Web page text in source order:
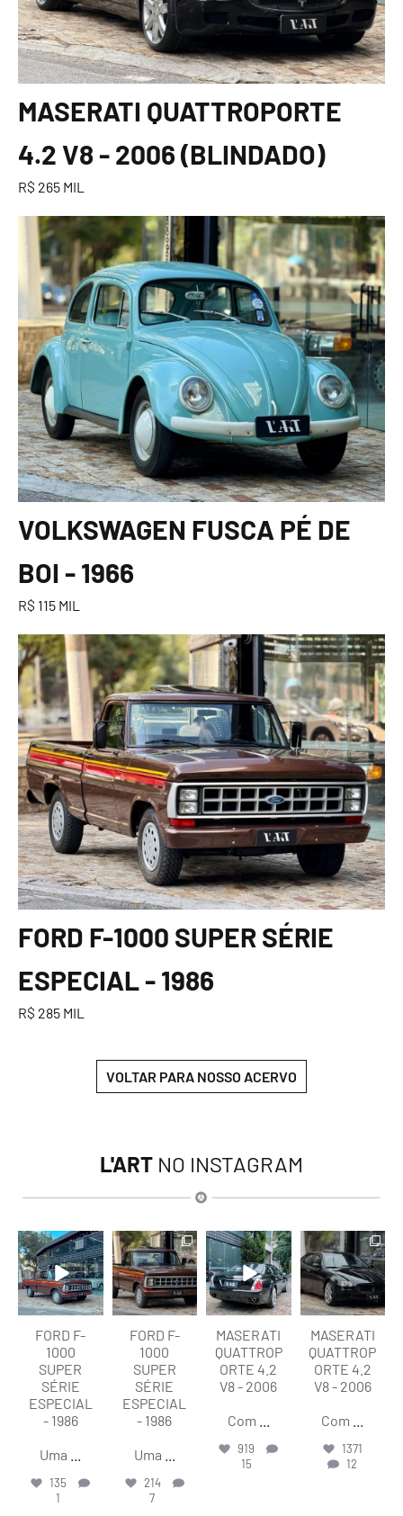
MASERATI QUATTROPORTE
4.2 V8 - 2006 (BLINDADO)
R$ 265 MIL
VOLKSWAGEN FUSCA PÉ DE
BOI - 1966
R$ 115 MIL
FORD F-1000 SUPER SÉRIE
ESPECIAL - 1986
R$ 285 MIL
VOLTAR PARA NOSSO ACERVO
L'ART NO INSTAGRAM
lart.br
Ago 7
FORD F-
1000
SUPER
SÉRIE
ESPECIAL
- 1986
Uma
135
1
lart.br
Ago 7
FORD F-
1000
SUPER
SÉRIE
ESPECIAL
- 1986
Uma
214
7
lart.br
Ago 6
MASERATI
QUATTROP
ORTE 4.2
V8 - 2006
Com
919
15
lart.br
Ago 6
MASERATI
QUATTROP
ORTE 4.2
V8 - 2006
Com
1371
12